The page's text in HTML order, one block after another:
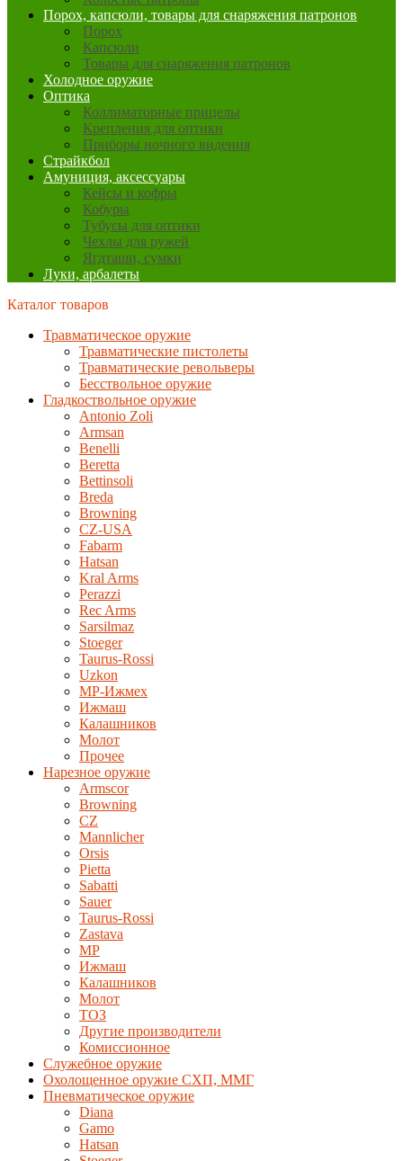
Порох, капсюли, товары для снаряжения патронов
Порох
Капсюли
Товары для снаряжения патронов
Холодное оружие
Оптика
Коллиматорные прицелы
Крепления для оптики
Приборы ночного видения
Страйкбол
Амуниция, аксессуары
Кейсы и кофры
Кобуры
Тубусы для оптики
Чехлы для ружей
Ягдташи, сумки
Луки, арбалеты
Каталог товаров
Травматическое оружие
Травматические пистолеты
Травматические револьверы
Бесствольное оружие
Гладкоствольное оружие
Antonio Zoli
Armsan
Benelli
Beretta
Bettinsoli
Breda
Browning
CZ-USA
Fabarm
Hatsan
Kral Arms
Perazzi
Rec Arms
Sarsilmaz
Stoeger
Taurus-Rossi
Uzkon
MP-Ижмех
Ижмаш
Калашников
Молот
Прочее
Нарезное оружие
Armscor
Browning
CZ
Mannlicher
Orsis
Pietta
Sabatti
Sauer
Taurus-Rossi
Zastava
MP
Ижмаш
Калашников
Молот
ТОЗ
Другие производители
Комиссионное
Служебное оружие
Охолощенное оружие СХП, ММГ
Пневматическое оружие
Diana
Gamo
Hatsan